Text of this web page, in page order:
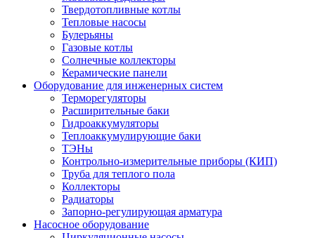
Твердотопливные котлы
Тепловые насосы
Булерьяны
Газовые котлы
Солнечные коллекторы
Керамические панели
Оборудование для инженерных систем
Терморегуляторы
Расширительные баки
Гидроаккумуляторы
Теплоаккумулирующие баки
ТЭНы
Контрольно-измерительные приборы (КИП)
Труба для теплого пола
Коллекторы
Радиаторы
Запорно-регулирующая арматура
Насосное оборудование